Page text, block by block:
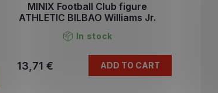
MINIX Football Club figure
ATHLETIC BILBAO Williams Jr.
In stock
13,71 € ADD TO CART